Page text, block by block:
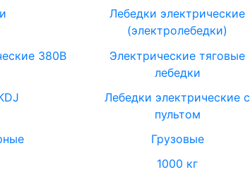
Лебедки электрические
(электролебедки)
380В
Электрические тяговые
лебедки
Лебедки электрические с
пультом
Грузовые
1000 кг